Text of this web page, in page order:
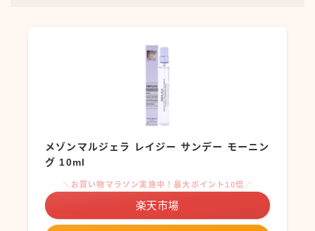
メゾンマルジェラ レイジー サンデー モーニン
グ 10ml
＼お買い物マラソン実施中！最大ポイント10倍／
楽天市場